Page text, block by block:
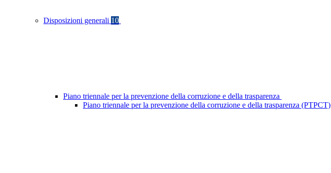
Disposizioni generali 10
Piano triennale per la prevenzione della corruzione e della trasparenza
Piano triennale per la prevenzione della corruzione e della trasparenza (PTPCT)